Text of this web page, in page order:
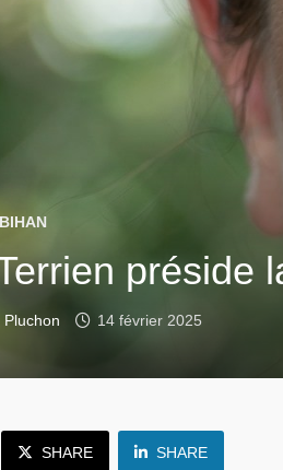
préside
14 février 2025
SHARE SHARE